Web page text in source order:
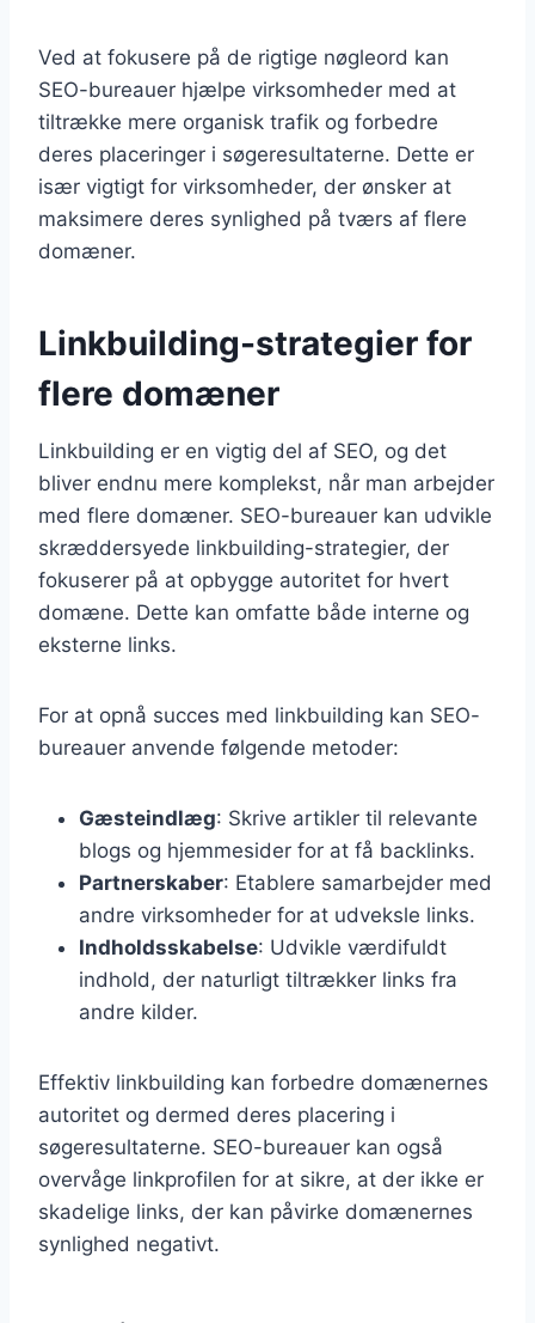
Ved at fokusere på de rigtige nøgleord kan
SEO-bureauer hjælpe virksomheder med at
tiltrække mere organisk trafik og forbedre
deres placeringer i søgeresultaterne. Dette er
især vigtigt for virksomheder, der ønsker at
maksimere deres synlighed på tværs af flere
domæner.
Linkbuilding-strategier for
flere domæner
Linkbuilding er en vigtig del af SEO, og det
bliver endnu mere komplekst, når man arbejder
med flere domæner. SEO-bureauer kan udvikle
skræddersyede linkbuilding-strategier, der
fokuserer på at opbygge autoritet for hvert
domæne. Dette kan omfatte både interne og
eksterne links.
For at opnå succes med linkbuilding kan SEO-
bureauer anvende følgende metoder:
Gæsteindlæg: Skrive artikler til relevante
blogs og hjemmesider for at få backlinks.
Partnerskaber: Etablere samarbejder med
andre virksomheder for at udveksle links.
Indholdsskabelse: Udvikle værdifuldt
indhold, der naturligt tiltrækker links fra
andre kilder.
Effektiv linkbuilding kan forbedre domænernes
autoritet og dermed deres placering i
søgeresultaterne. SEO-bureauer kan også
overvåge linkprofilen for at sikre, at der ikke er
skadelige links, der kan påvirke domænernes
synlighed negativt.